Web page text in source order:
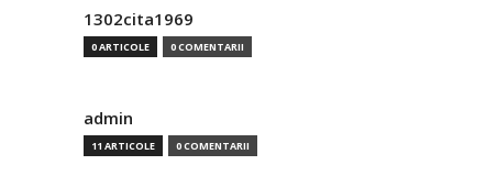
1302cita1969
0 ARTICOLE 0 COMENTARII
admin
11 ARTICOLE 0 COMENTARII